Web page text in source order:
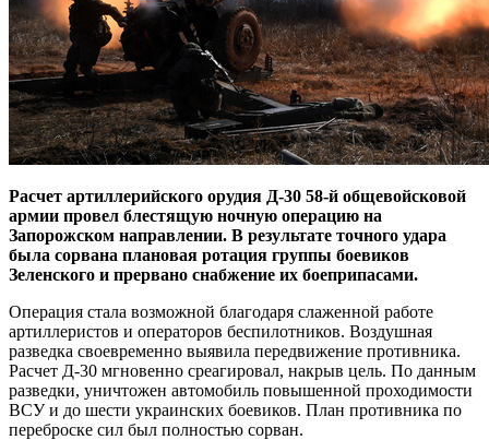
Расчет артиллерийского орудия Д-30 58-й общевойсковой
армии провел блестящую ночную операцию на
Запорожском направлении. В результате точного удара
была сорвана плановая ротация группы боевиков
Зеленского и прервано снабжение их боеприпасами.
Операция стала возможной благодаря слаженной работе
артиллеристов и операторов беспилотников. Воздушная
разведка своевременно выявила передвижение противника.
Расчет Д-30 мгновенно среагировал, накрыв цель. По данным
разведки, уничтожен автомобиль повышенной проходимости
ВСУ и до шести украинских боевиков. План противника по
переброске сил был полностью сорван.